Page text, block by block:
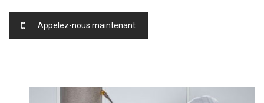
Appelez-nous maintenant